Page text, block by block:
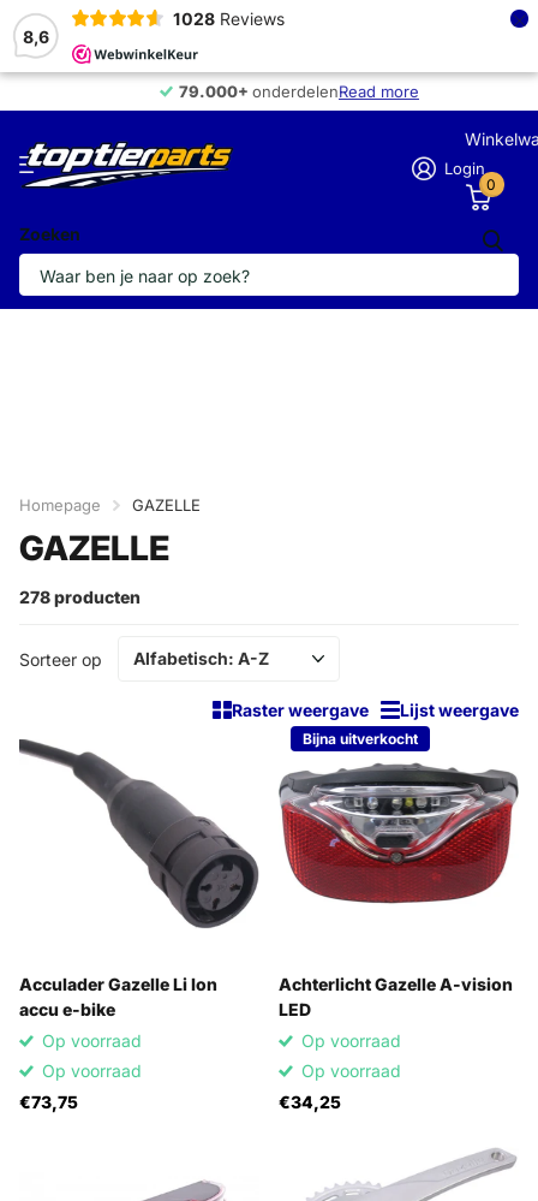
8,6
1028 Reviews ×
79.000+onderdelenRead more
79.000+
Zoeken
Login
0
Homepage GAZELLE
GAZELLE
278 producten
Raster weergave Lijst weergave
Sorteer op
Acculader Gazelle Li Ion
accu e-bike
Op voorraad
Op voorraad
€73,75
Bijna uitverkocht
Achterlicht Gazelle A-vision
LED
Op voorraad
Op voorraad
€34,25